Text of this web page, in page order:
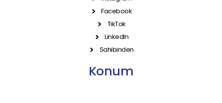
Facebook
TikTok
LinkedIn
Sahibinden
Konum